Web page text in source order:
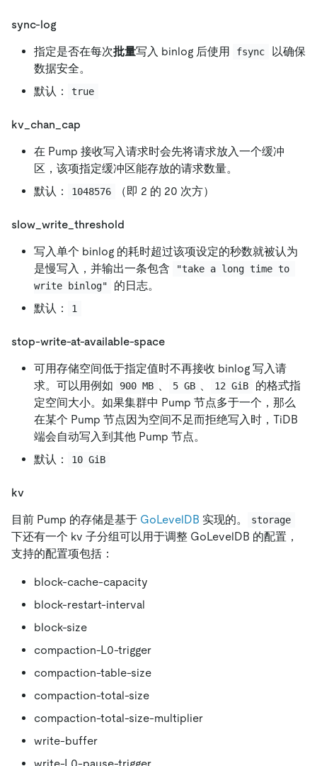
sync-log
指定是否在每次批量写入 binlog 后使用 fsync
以确保
数据安全。
默认：
true
kv_chan_cap
在 Pump 接收写入请求时会先将请求放入一个缓冲
区，该项指定缓冲区能存放的请求数量。
默认：
1048576 （即 2 的 20 次方）
slow_write_threshold
写入单个 binlog 的耗时超过该项设定的秒数就被认为
是慢写入，并输出一条包含
"take a long time to
write binlog"
的日志。
默认：
1
stop-write-at-available-space
可用存储空间低于指定值时不再接收 binlog 写入请
求。可以用例如
900 MB 5 GB 12 GiB
的格式指
定空间大小。如果集群中 Pump 节点多于一个，那么
在某个 Pump 节点因为空间不足而拒绝写入时，TiDB
端会自动写入到其他 Pump 节点。
默认：
10 GiB
kv
目前 Pump 的存储是基于 GoLevelDB 实现的。 storage
下还有一个 kv 子分组可以用于调整 GoLevelDB 的配置，
支持的配置项包括：
block-cache-capacity
block-restart-interval
block-size
compaction-L0-trigger
compaction-table-size
compaction-total-size
compaction-total-size-multiplier
write-buffer